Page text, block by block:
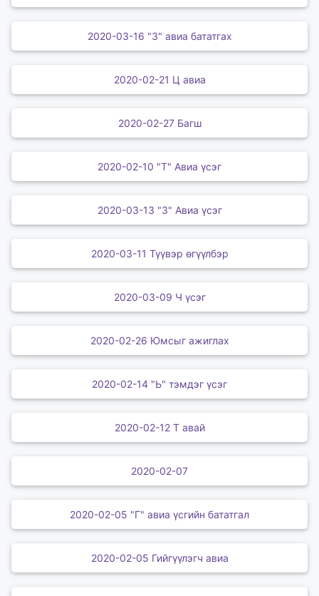
2020-03-16 "З" авиа бататгах
2020-02-21 Ц авиа
2020-02-27 Багш
2020-02-10 "Т" Авиа үсэг
2020-03-13 "З" Авиа үсэг
2020-03-11 Түүвэр өгүүлбэр
2020-03-09 Ч үсэг
2020-02-26 Юмсыг ажиглах
2020-02-14 "Ь" тэмдэг үсэг
2020-02-12 Т авай
2020-02-07
2020-02-05 "Г" авиа үсгийн бататгал
2020-02-05 Гийгүүлэгч авиа